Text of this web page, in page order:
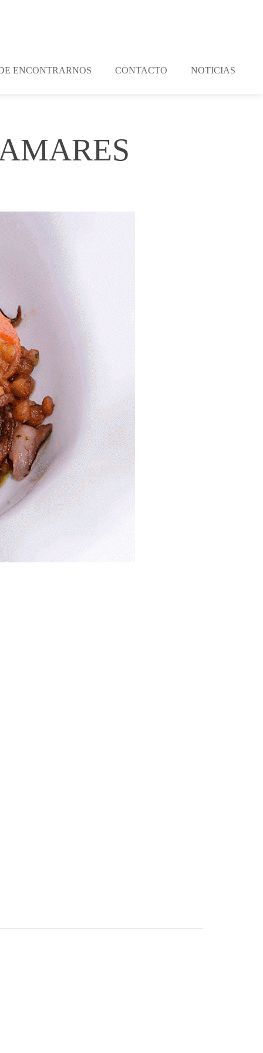
ENCONTRARNOS CONTACTO NOTICIAS